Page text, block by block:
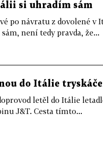
si uhradím sám
po návratu z dovolené v
není tedy pravda, že...
do Itálie
letěl do Itálie
J&T. Cesta tímto...